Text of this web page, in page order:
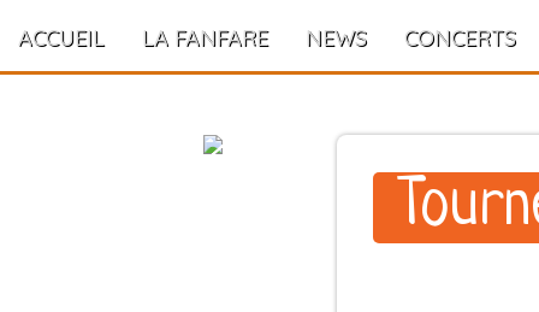
ACCUEIL LA FANFARE NEWS CONCERTS